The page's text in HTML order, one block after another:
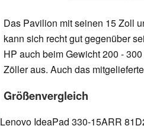
Das Pavilion mit seinen 15 Zoll
kann sich recht gut gegenüber
HP auch beim Gewicht 200 -
Zöller aus. Auch das
Größenvergleich
Lenovo IdeaPad 330-15ARR